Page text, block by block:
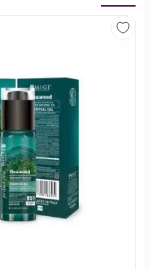
پک مراقبت مو آرگان راستلی
دارای مواد مغذی مورد نیاز مو
ترمیم کننده موهای آسیب دیده
انعطاف بخشیدن به مو
براق کننده و تقویت کننده ساختار مو
از بین برنده وز موی سر و ضد موخوره
رطوبت‌رسان و تقویت کننده موی
موها را صاف، نرم و ابریشمی می‌کند